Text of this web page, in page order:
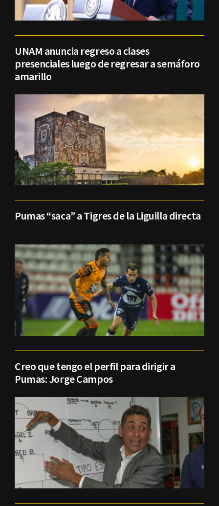
UNAM anuncia regreso a clases
presenciales luego de regresar a semáforo
amarillo
Pumas “saca” a Tigres de la Liguilla directa
Creo que tengo el perfil para dirigir a
Pumas: Jorge Campos